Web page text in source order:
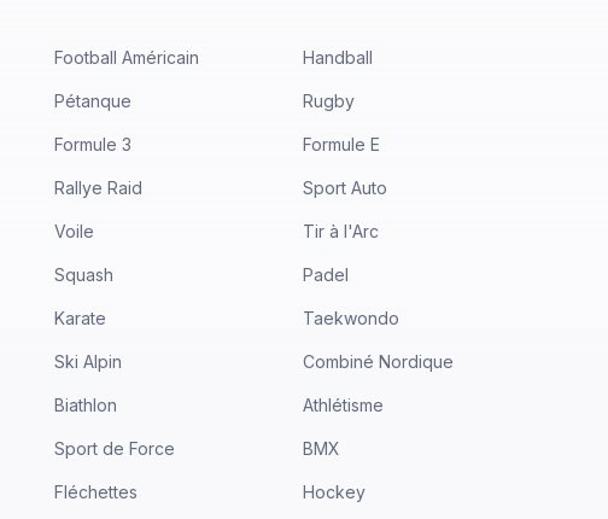
Football Américain Handball
Pétanque Rugby
Formule 3 Formule E
Rallye Raid Sport Auto
Voile Tir à l'Arc
Squash Padel
Karate Taekwondo
Ski Alpin Combiné Nordique
Biathlon Athlétisme
Sport de Force BMX
Fléchettes Hockey